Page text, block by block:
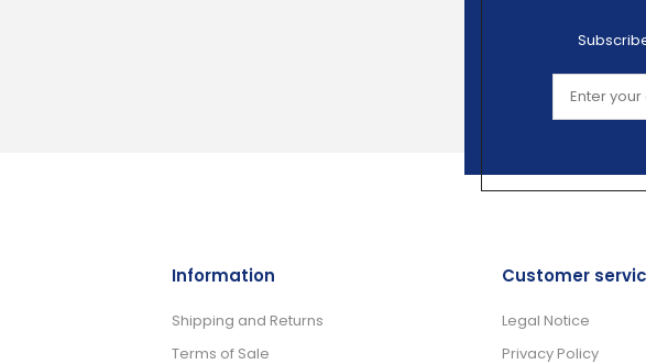
Information
Shipping and Returns
Terms of Sale
Customer
Legal Notice
Privacy Policy